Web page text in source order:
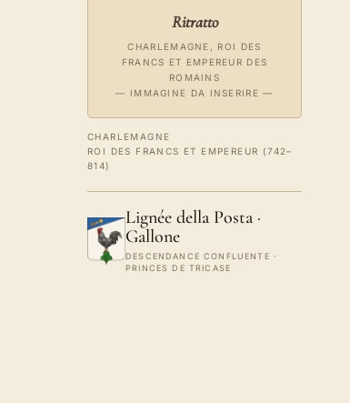
Ritratto
CHARLEMAGNE, ROI DES
FRANCS ET EMPEREUR DES
ROMAINS
— IMMAGINE DA INSERIRE —
CHARLEMAGNE
ROI DES FRANCS ET EMPEREUR (742–
814)
Lignée della Posta ·
Gallone
DESCENDANCE CONFLUENTE ·
PRINCES DE TRICASE